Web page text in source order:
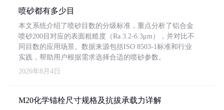
喷砂都有多少目
本文系统介绍了喷砂目数的分级标准，重点分析了铝合金
喷砂200目对应的表面粗糙度（Ra 3.2-6.3μm），并对比不
同目数的应用场景。数据来源包括ISO 8503-1标准和行业
实践，帮助用户根据需求选择合适的喷砂参数。
2026年8月4日
M20化学锚栓尺寸规格及抗拔承载力详解